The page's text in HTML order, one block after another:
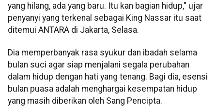
yang hilang, ada yang baru. Itu kan bagian hidup," ujar
penyanyi yang terkenal sebagai King Nassar itu saat
ditemui ANTARA di Jakarta, Selasa.
Dia memperbanyak rasa syukur dan ibadah selama
bulan suci agar siap menjalani segala perubahan
dalam hidup dengan hati yang tenang. Bagi dia, esensi
bulan puasa adalah menghargai kesempatan hidup
yang masih diberikan oleh Sang Pencipta.